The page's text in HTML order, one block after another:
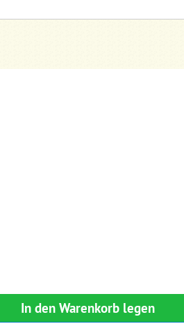
In den Warenkorb legen